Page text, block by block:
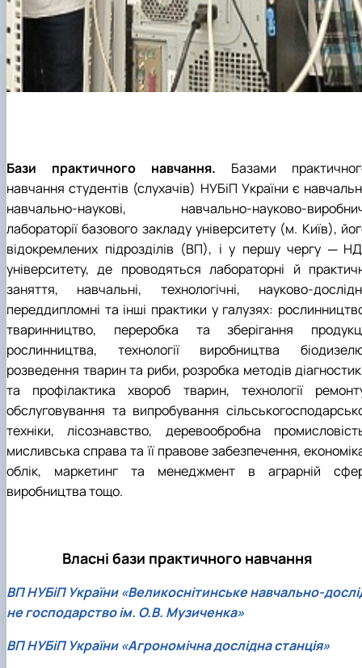
Бази практичного навчання. Базами
навчання студентів (слухачів) НУБіП України є
навчально-наукові, навчально-науково-
лабораторії базового закладу університету (м. Київ),
відокремлених підрозділів (ВП), і у першу чергу ─
університету, де проводяться лабораторні й
заняття, навчальні, технологічні, науково-
переддипломні та інші практики у галузях:
тваринництво, переробка та зберігання
рослинництва, технології виробництва
розведення тварин та риби, розробка методів
та профілактика хвороб тварин, технології
обслуговування та випробування
техніки, лісознавство, деревообробна
мисливська справа та її правове забезпечення,
облік, маркетинг та менеджмент в аграрній
виробництва тощо.
Власні бази практичного навчання
ВП НУБіП України «Великоснітинське навчально-
не господарство ім. О.В. Музиченка»
ВП НУБіП України «Агрономічна дослідна станція»